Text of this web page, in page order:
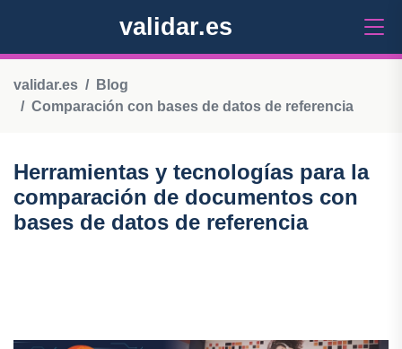
validar.es
validar.es
Blog
Comparación con bases de datos de referencia
Herramientas y tecnologías para la
comparación de documentos con
bases de datos de referencia